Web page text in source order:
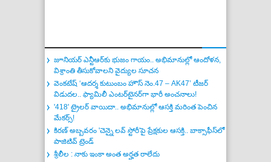
జూనియర్ ఎన్టీఆర్‌కు భుజం గాయం.. అభిమానుల్లో ఆందోళన,
విశ్రాంతి తీసుకోవాలని వైద్యుల సూచన
వెంకటేష్ ‘ఆదర్శ కుటుంబం హౌస్ నెం.47 – AK47’ టీజర్
విడుదల.. ఫ్యామిలీ ఎంటర్‌టైనర్‌గా భారీ అంచనాలు!
'418' ట్రైలర్ వాయిదా.. అభిమానుల్లో ఆసక్తి మరింత పెంచిన
మేకర్స్!
కిరణ్ అబ్బవరం 'చెన్నై లవ్ స్టోరీ'పై ప్రేక్షకుల ఆసక్తి.. బాక్సాఫీస్‌లో
పాజిటివ్ ట్రెండ్
శ్రీలీల : నాకు ఇంకా అంత అర్హత రాలేదు